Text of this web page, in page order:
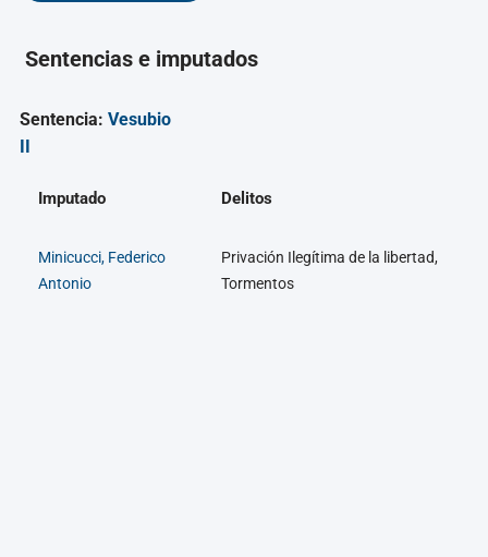
Sentencias e imputados
Sentencia:Vesubio
II
Imputado Delitos
Minicucci, Federico
Antonio
Privación Ilegítima de la libertad,
Tormentos